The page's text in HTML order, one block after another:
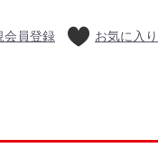
会員登録 お気に入り